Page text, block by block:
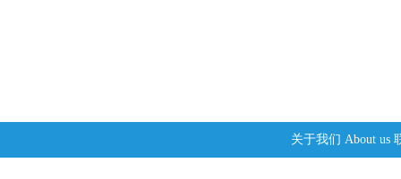
关于我们 About us